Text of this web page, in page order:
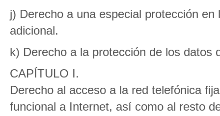
j) Derecho a una especial protección
adicional.
k) Derecho a la protección de los datos
CAPÍTULO I.
Derecho al acceso a la red telefónica
funcional a Internet, así como al resto